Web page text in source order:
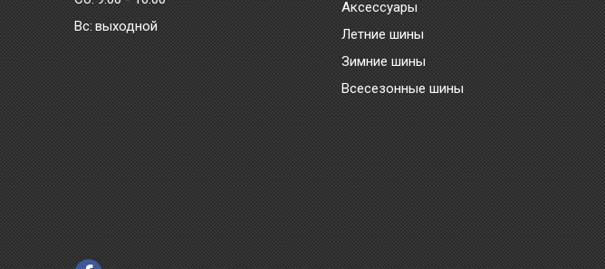
Bc: выходной
Аксессуары
Летние шины
Зимние шины
Всесезонные шины